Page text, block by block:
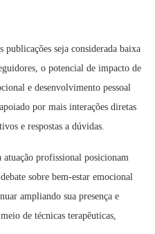
publicações seja considerada baixa
o potencial de impacto de
e desenvolvimento pessoal
por mais interações diretas
e respostas a dúvidas.
atuação profissional posicionam
sobre bem-estar emocional
ampliando sua presença e
de técnicas terapêuticas,